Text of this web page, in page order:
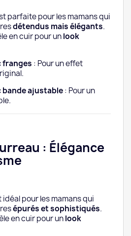
parfaite pour les mamans qui
détendus mais élégants.
en cuir pour unlook
franges : Pour un effet
bande ajustable: Pour un
: Élégance
idéal pour les mamans qui
épurés et sophistiqués.
en cuir pour unlook